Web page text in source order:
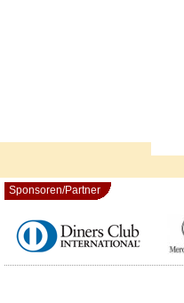
Sponsoren/Partner